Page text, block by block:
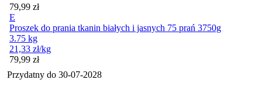
Cena
79,99 zł
E
Proszek do prania tkanin białych i jasnych 75 prań 3750g
3.75 kg
21,33 zł/kg
Cena
79,99 zł
Przydatny do 30-07-2028